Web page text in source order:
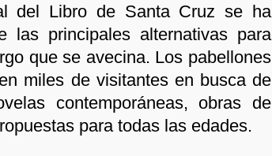
del Libro de Santa Cruz se ha
las principales alternativas para
que se avecina. Los pabellones
miles de visitantes en busca de
contemporáneas, obras de
para todas las edades.